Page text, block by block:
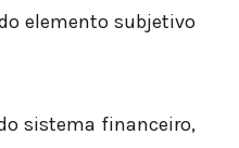
elemento subjetivo
sistema financeiro,